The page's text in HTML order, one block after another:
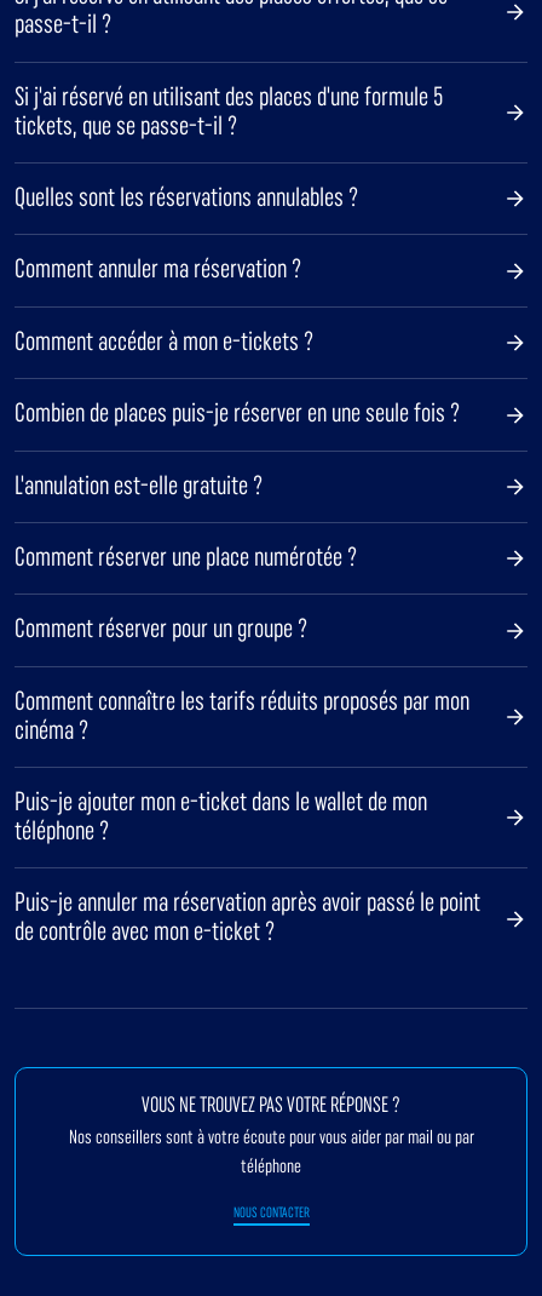
passe-t-il ?
Si j'ai réservé en utilisant des places d'une formule 5
tickets, que se passe-t-il ?
Quelles sont les réservations annulables ?
Comment annuler ma réservation ?
Comment accéder à mon e-tickets ?
Combien de places puis-je réserver en une seule fois ?
L'annulation est-elle gratuite ?
Comment réserver une place numérotée ?
Comment réserver pour un groupe ?
Comment connaître les tarifs réduits proposés par mon
cinéma ?
Puis-je ajouter mon e-ticket dans le wallet de mon
téléphone ?
Puis-je annuler ma réservation après avoir passé le point
de contrôle avec mon e-ticket ?
VOUS NE TROUVEZ PAS VOTRE RÉPONSE ?
Nos conseillers sont à votre écoute pour vous aider par mail ou par
téléphone
NOUS CONTACTER